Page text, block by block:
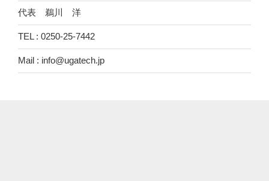
代表 鵜川 洋
TEL : 0250-25-7442
Mail : info@ugatech.jp